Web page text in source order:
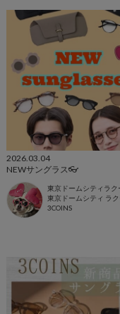
2026.03.04
NEWサングラス👓
東京ドームシティラク
東京ドームシティ ラ
3COINS